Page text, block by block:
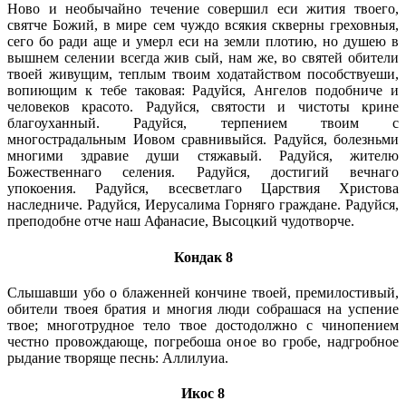
Ново и необычайно течение совершил еси жития твоего,
святче Божий, в мире сем чуждо всякия скверны греховныя,
сего бо ради аще и умерл еси на земли плотию, но душею в
вышнем селении всегда жив сый, нам же, во святей обители
твоей живущим, теплым твоим ходатайством пособствуеши,
вопиющим к тебе таковая: Радуйся, Ангелов подобниче и
человеков красото. Радуйся, святости и чистоты крине
благоуханный. Радуйся, терпением твоим с
многострадальным Иовом сравнивыйся. Радуйся, болезньми
многими здравие души стяжавый. Радуйся, жителю
Божественнаго селения. Радуйся, достигий вечнаго
упокоения. Радуйся, всесветлаго Царствия Христова
наследниче. Радуйся, Иерусалима Горняго граждане. Радуйся,
преподобне отче наш Афанасие, Высоцкий чудотворче.
Кондак 8
Слышавши убо о блаженней кончине твоей, премилостивый,
обители твоея братия и многия люди собрашася на успение
твое; многотрудное тело твое достодолжно с чинопением
честно провождающе, погребоша оное во гробе, надгробное
рыдание творяще песнь: Аллилуиа.
Икос 8